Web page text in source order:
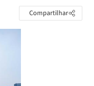
Compartilhar